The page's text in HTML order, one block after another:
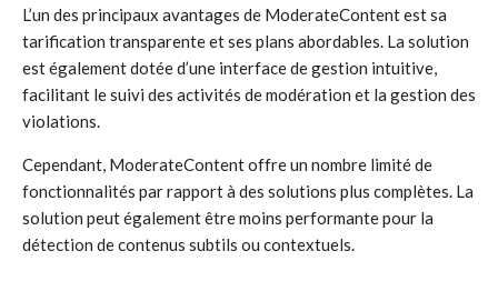
L’un des principaux avantages de ModerateContent est sa
tarification transparente et ses plans abordables. La solution
est également dotée d’une interface de gestion intuitive,
facilitant le suivi des activités de modération et la gestion des
violations.
Cependant, ModerateContent offre un nombre limité de
fonctionnalités par rapport à des solutions plus complètes. La
solution peut également être moins performante pour la
détection de contenus subtils ou contextuels.